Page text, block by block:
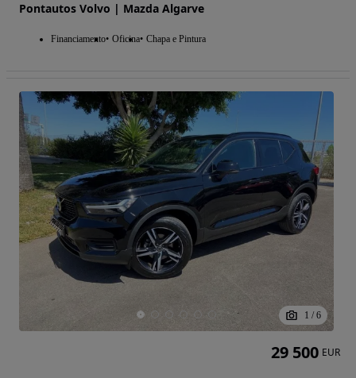
Pontautos Volvo | Mazda Algarve
Financiamento Oficina Chapa e Pintura
1 / 6
29 500 EUR